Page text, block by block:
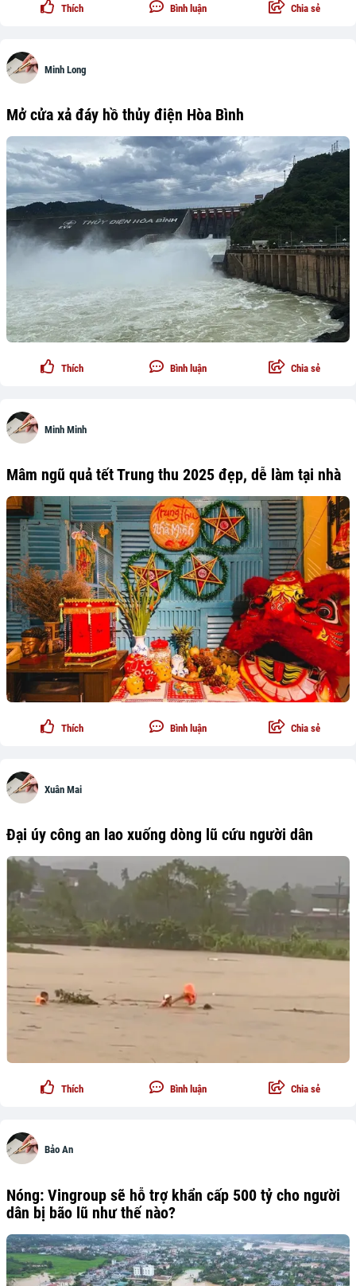
Thích Bình luận Chia sẻ
Minh Long
Mở cửa xả đáy hồ thủy điện Hòa Bình
Thích Bình luận Chia sẻ
Minh Minh
Mâm ngũ quả tết Trung thu 2025 đẹp, dễ làm tại nhà
Thích Bình luận Chia sẻ
Xuân Mai
Đại úy công an lao xuống dòng lũ cứu người dân
Thích Bình luận Chia sẻ
Bảo An
Nóng: Vingroup sẽ hỗ trợ khẩn cấp 500 tỷ cho người
dân bị bão lũ như thế nào?